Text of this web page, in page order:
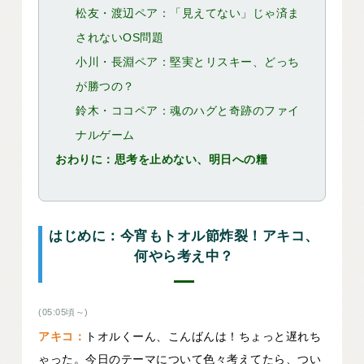
松友・渡辺ペア：「見えてない」じゃ済ま
されないOS問題
小川・長淵ペア：堅実とリスキー、どっち
が勝つの？
鈴木・ココペア：魂のハグと奇跡のファイ
ナルゲーム
おわりに：思考を止めない、明日への糧
はじめに：今宵もトオル節炸裂！アキコ、
何やら考え中？
(05:05頃～)
アキコ：
トオルくーん、こんばんは！ちょっと遅れち
ゃった。今日のテーマについて色々考えてたら、つい